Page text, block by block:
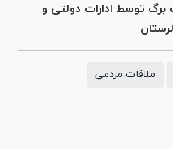
توسط ادارات دولتی و
ملاقات مردمی